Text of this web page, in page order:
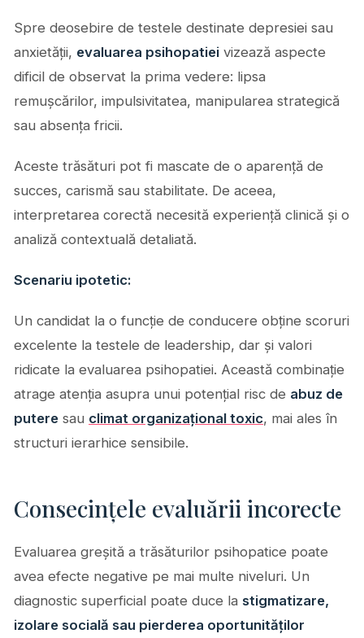
Spre deosebire de testele destinate depresiei sau
anxietății, evaluarea psihopatiei vizează aspecte
dificil de observat la prima vedere: lipsa
remușcărilor, impulsivitatea, manipularea strategică
sau absența fricii.
Aceste trăsături pot fi mascate de o aparență de
succes, carismă sau stabilitate. De aceea,
interpretarea corectă necesită experiență clinică și o
analiză contextuală detaliată.
Scenariu ipotetic:
Un candidat la o funcție de conducere obține scoruri
excelente la testele de leadership, dar și valori
ridicate la evaluarea psihopatiei. Această combinație
atrage atenția asupra unui potențial risc de abuz de
putere sau climat organizațional toxic, mai ales în
structuri ierarhice sensibile.
Consecințele evaluării incorecte
Evaluarea greșită a trăsăturilor psihopatice poate
avea efecte negative pe mai multe niveluri. Un
diagnostic superficial poate duce la stigmatizare,
izolare socială sau pierderea oportunităților